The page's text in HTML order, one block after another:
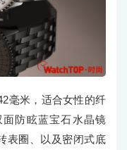
毫米，适合女性的纤
防眩蓝宝石水晶镜
表圈、以及密闭式底